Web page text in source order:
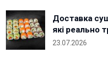
Доставка
які реально
23.07.2026